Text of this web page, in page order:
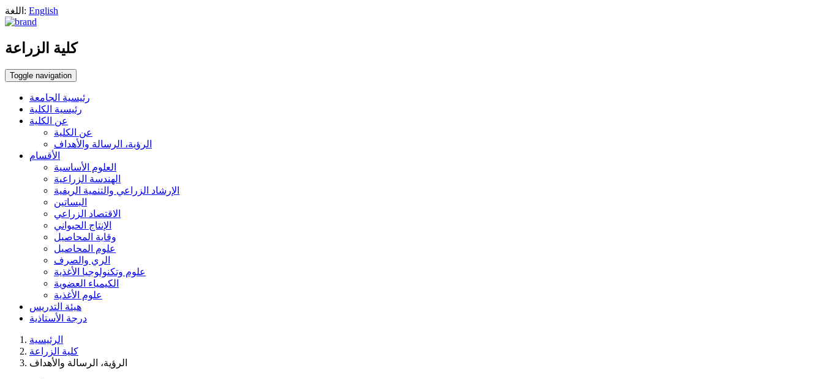
اللغة: English
كلية الزراعة
Toggle navigation
رئيسية الجامعة
رئيسية الكلية
عن الكلية
عن الكلية
الرؤية، الرسالة والأهداف
الأقسام
العلوم الأساسية
الهندسة الزراعية
الإرشاد الزراعي والتنمية الريفية
البساتين
الاقتصاد الزراعي
الإنتاج الحيواني
وقاية المحاصيل
علوم المحاصيل
الري والصرف
علوم وتكنولوجيا الأغذية
الكيمياء العضوية
علوم الأغذية
هيئة التدريس
درجة الأستاذية
الرئيسية
كلية الزراعة
الرؤية، الرسالة والأهداف